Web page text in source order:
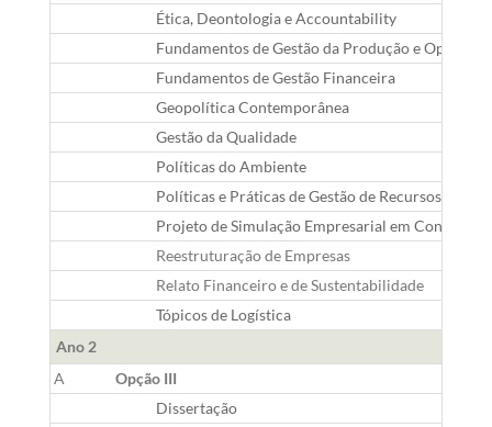
Ética, Deontologia e Accountability
Fundamentos de Gestão da Produção e
Fundamentos de Gestão Financeira
Geopolítica Contemporânea
Gestão da Qualidade
Políticas do Ambiente
Políticas e Práticas de Gestão de Recursos
Projeto de Simulação Empresarial em
Reestruturação de Empresas
Relato Financeiro e de Sustentabilidade
Tópicos de Logística
Ano 2
A
Opção III
Dissertação